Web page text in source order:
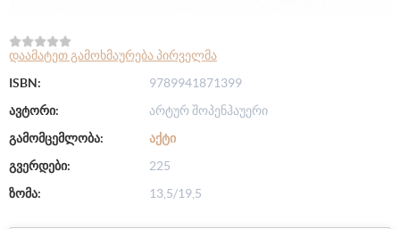
დაამატეთ გამოხმაურება პირველმა
ISBN:
9789941871399
ავტორი:
არტურ შოპენჰაუერი
გამომცემლობა:
ᲐᲥᲢᲘ
გვერდები:
225
ზომა:
13,5/19,5